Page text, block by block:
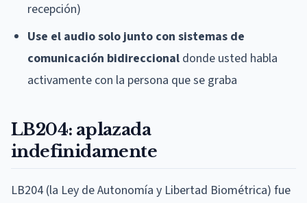
recepción)
Use el audio solo junto con sistemas de
comunicación bidireccional donde usted habla
activamente con la persona que se graba
LB204: aplazada
indefinidamente
LB204 (la Ley de Autonomía y Libertad Biométrica) fue